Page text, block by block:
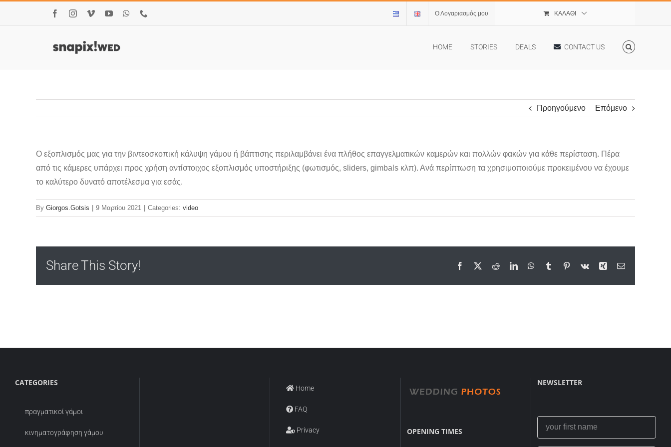
FacebookInstagram
VimeoYouTubeWhatsApp Ο Λογαριασμός μου ΚΑΛΆΘΙ
HOME STORIES DEALS CONTACT US
Προηγούμενο Επόμενο
Ο εξοπλισμός μας για την βιντεοσκοπική κάλυψη γάμου ή βάπτισης περιλαμβάνει ένα πλήθος επαγγελματικών καμερών και πολλών φακών για κάθε περίσταση. Πέρα
από τις κάμερες υπάρχει προς χρήση αντίστοιχος εξοπλισμός υποστήριξης (φωτισμός, sliders, gimbals κλπ). Ανά περίπτωση τα χρησιμοποιούμε προκειμένου να έχουμε
το καλύτερο δυνατό αποτέλεσμα για εσάς.
By Giorgos.Gotsis 9 Μαρτίου 2021 Categories: video
Share This Story! Facebook RedditLinkedInWhatsApp
Tumblr Pinterest
Vk Xing Email
CATEGORIES
πραγματικοί γάμοι
κινηματογράφηση γάμου
Home
FAQ
Privacy OPENING TIMES
NEWSLETTER